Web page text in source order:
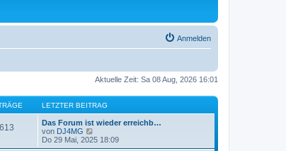
Anmelden
Aktuelle Zeit: Sa 08 Aug, 2026 16:01
LETZTER BEITRAG
Das Forum ist wieder erreichb…
von DJ4MG
e
u
Do 29 Mai, 2025 18:09